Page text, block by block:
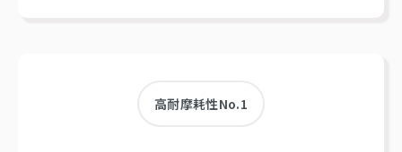
高耐摩耗性No.1